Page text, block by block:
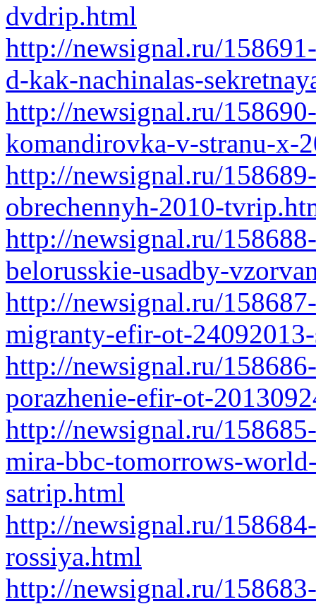
dvdrip.html
http://newsignal.ru/
d-kak-nachinalas-
http://newsignal.ru/
komandirovka-v-stranu-x-
http://newsignal.ru/
obrechennyh-2010-
http://newsignal.ru/
belorusskie-usadby-
http://newsignal.ru/
migranty-efir-ot-
http://newsignal.ru/
porazhenie-efir-ot-
http://newsignal.ru/
mira-bbc-tomorrows-
satrip.html
http://newsignal.ru/
rossiya.html
http://newsignal.ru/